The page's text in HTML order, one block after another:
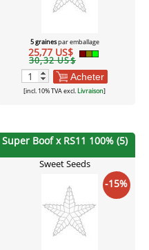
5 grainespar emballage
25,77 US$
30,32 US$
Acheter
[incl. 10% TVA excl.Livraison]
Super Boof x RS11 100% (5)
Sweet Seeds
-15%